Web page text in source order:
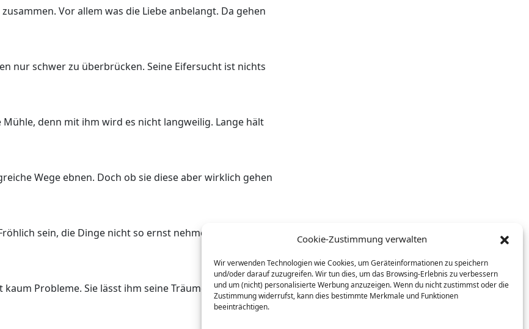
Cookie-Zustimmung verwalten
Wir verwenden Technologien wie Cookies, um Geräteinformationen zu speichern
und/oder darauf zuzugreifen. Wir tun dies, um das Browsing-Erlebnis zu verbessern
und um (nicht) personalisierte Werbung anzuzeigen. Wenn du nicht zustimmst oder die
Zustimmung widerrufst, kann dies bestimmte Merkmale und Funktionen
beeinträchtigen.
Vor allem was die Liebe anbelangt. Da gehen
nur schwer zu überbrücken. Seine Eifersucht ist nichts
denn mit ihm wird es nicht langweilig. Lange hält
Wege ebnen. Doch ob sie diese aber wirklich gehen
sein, die Dinge nicht so ernst nehmen. Das ist
Probleme. Sie lässt ihm seine Träume und er ihr die